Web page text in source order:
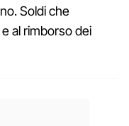
Soldi che
al rimborso dei